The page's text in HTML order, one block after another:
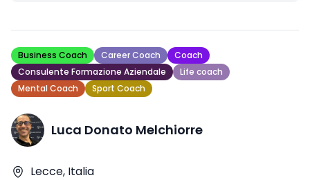
Business Coach Career Coach
Coach
Consulente Formazione Aziendale
Life coach
Mental Coach
Sport Coach
Luca Donato Melchiorre
Lecce, Italia